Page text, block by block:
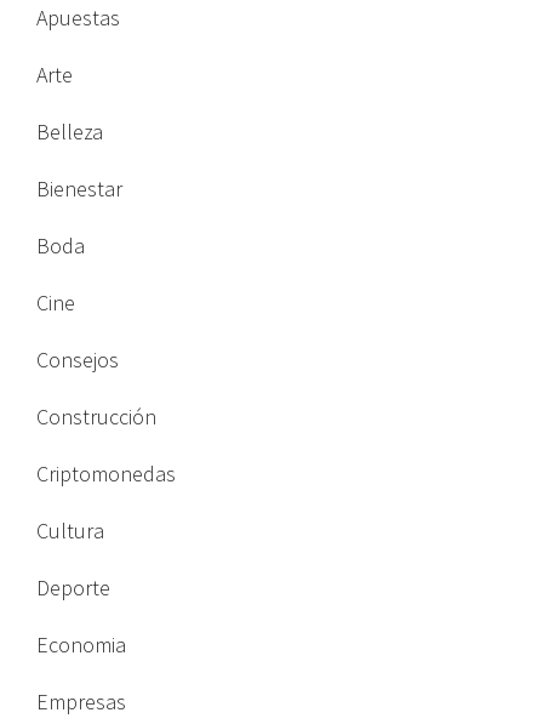
Apuestas
Arte
Belleza
Bienestar
Boda
Cine
Consejos
Construcción
Criptomonedas
Cultura
Deporte
Economia
Empresas